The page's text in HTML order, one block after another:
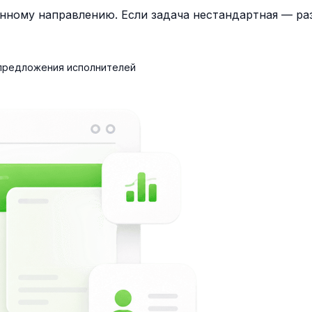
направлению. Если задача нестандартная —
исполнителей